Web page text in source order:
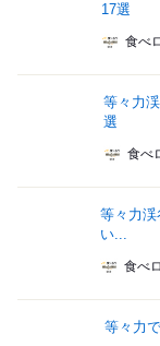
17選
食べ
等々力
選
食べ
等々力渓
い...
食べ
等々力